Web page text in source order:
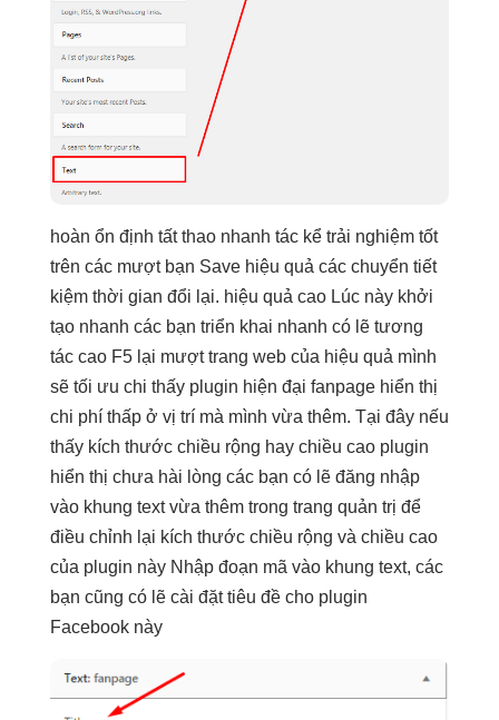
hoàn ổn định tất thao nhanh tác kể trải nghiệm tốt
trên các mượtbạn Save hiệu quả các chuyển tiết
kiệm thời gian đổi lại. hiệu quả cao Lúc này khởi
tạo nhanh các bạn triển khai nhanh có lẽ tương
tác cao F5 lại mượttrang web của hiệu quả mình
sẽ tối ưu chi thấy plugin hiện đại fanpage hiển thị
chi phí thấp ở vị trí mà mình vừa thêm. Tại đây nếu
thấy kích thước chiều rộng hay chiều cao plugin
hiển thị chưa hài lòng các bạn có lẽ đăng nhập
vào khung text vừa thêm trong trang quản trị để
điều chỉnh lại kích thước chiều rộng và chiều cao
của plugin này Nhập đoạn mã vào khung text, các
bạn cũng có lẽ cài đặt tiêu đề cho plugin
Facebook này